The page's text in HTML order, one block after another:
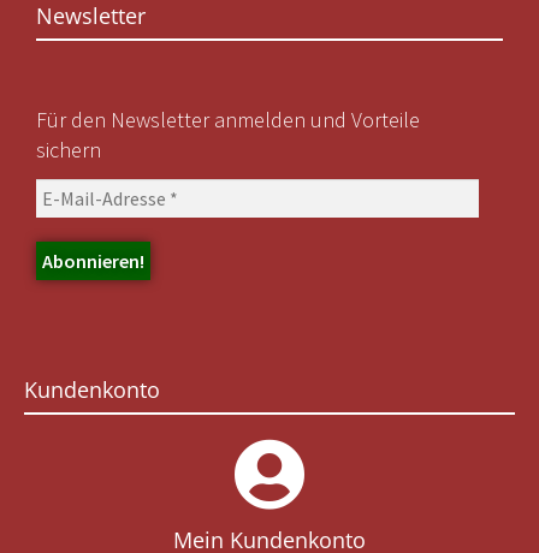
Newsletter
Für den Newsletter anmelden und Vorteile
sichern
Kundenkonto
Mein Kundenkonto